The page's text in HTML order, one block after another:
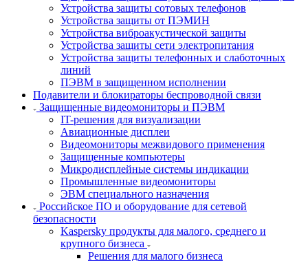
Устройства защиты сотовых телефонов
Устройства защиты от ПЭМИН
Устройства виброакустической защиты
Устройства защиты сети электропитания
Устройства защиты телефонных и слаботочных
линий
ПЭВМ в защищенном исполнении
Подавители и блокираторы беспроводной связи
Защищенные видеомониторы и ПЭВМ
IT-решения для визуализации
Авиационные дисплеи
Видеомониторы межвидового применения
Защищенные компьютеры
Микродисплейные системы индикации
Промышленные видеомониторы
ЭВМ специального назначения
Российское ПО и оборудование для сетевой
безопасности
Kaspersky продукты для малого, среднего и
крупного бизнеса
Решения для малого бизнеса